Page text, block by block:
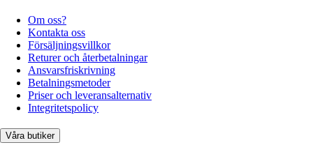
Om oss?
Kontakta oss
Försäljningsvillkor
Returer och återbetalningar
Ansvarsfriskrivning
Betalningsmetoder
Priser och leveransalternativ
Integritetspolicy
Våra butiker